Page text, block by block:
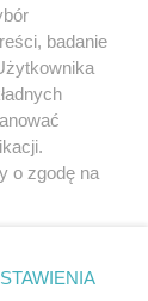
HOSTING
KONTAKT
i kultura
wydarzeń
miasta
badanie
o zgodę na
. Niektóre